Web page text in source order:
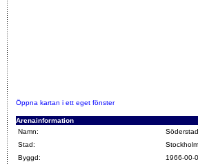
Öppna kartan i ett eget fönster
Arenainformation
Namn:
Stad:
Byggd:
1966-00-